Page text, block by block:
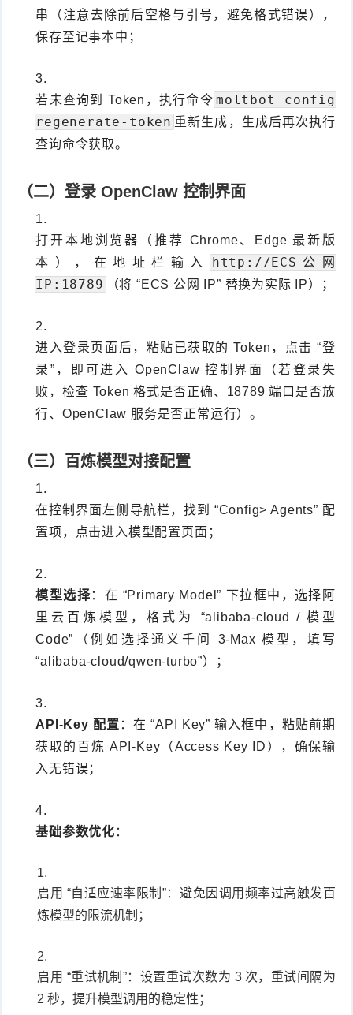
串（注意去除前后空格与引号，避免格式错误），
保存至记事本中；
若未查询到 Token，执行命令 moltbot config
regenerate-token 重新生成，生成后再次执行
查询命令获取。
（二）登录 OpenClaw 控制界面
打开本地浏览器（推荐 Chrome、Edge 最新版
本），在地址栏输入
http://ECS公网
IP:18789
（将 “ECS 公网 IP” 替换为实际 IP）；
进入登录页面后，粘贴已获取的 Token，点击 “登
录”，即可进入 OpenClaw 控制界面（若登录失
败，检查 Token 格式是否正确、18789 端口是否放
行、OpenClaw 服务是否正常运行）。
（三）百炼模型对接配置
在控制界面左侧导航栏，找到 “Config> Agents” 配
置项，点击进入模型配置页面；
模型选择：在 “Primary Model” 下拉框中，选择阿
里云百炼模型，格式为 “alibaba-cloud / 模型
Code”（例如选择通义千问 3-Max 模型，填写
“alibaba-cloud/qwen-turbo”）；
API-Key 配置 ：在 “API Key” 输入框中，粘贴前期
获取的百炼 API-Key（Access Key ID），确保输
入无错误；
基础参数优化 ：
启用 “自适应速率限制”：避免因调用频率过高触发百
炼模型的限流机制；
启用 “重试机制”：设置重试次数为 3 次，重试间隔为
2 秒，提升模型调用的稳定性；